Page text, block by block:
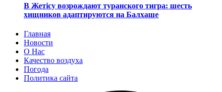
В Жетісу возрождают туранского тигра: шесть
хищников адаптируются на Балхаше
Главная
Новости
О Нас
Качество воздуха
Погода
Политика сайта